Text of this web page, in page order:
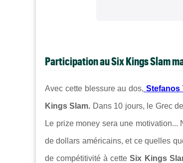
Participation au Six Kings Slam
Avec cette blessure au dos, Stefanos
Kings Slam. Dans 10 jours, le Grec
Le prize money sera une motivation...
de dollars américains, et ce quelles
de compétitivité à cetteSix Kings